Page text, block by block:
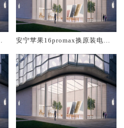
安宁苹果16promax换原装电池